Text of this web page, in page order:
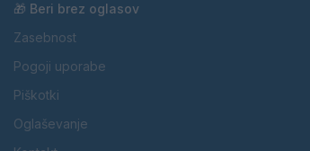
🎁 Beri brez oglasov
Zasebnost
Pogoji uporabe
Piškotki
Oglaševanje